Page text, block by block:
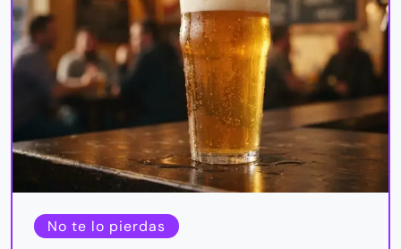
No te lo pierdas